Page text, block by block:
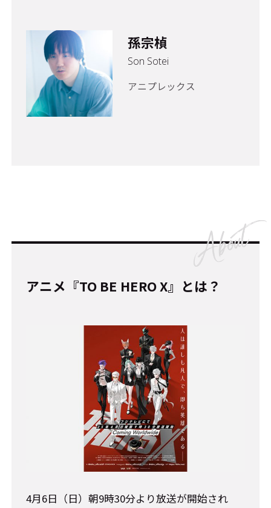
孫宗楨
Son Sotei
アニプレックス
アニメ『TO BE HERO X』とは？
4月6日（日）朝9時30分より放送が開始され